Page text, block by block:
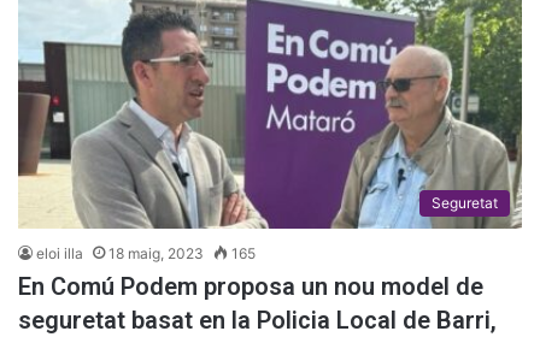
Seguretat
eloi illa 18 maig, 2023 165
En Comú Podem proposa un nou model de
seguretat basat en la Policia Local de Barri,